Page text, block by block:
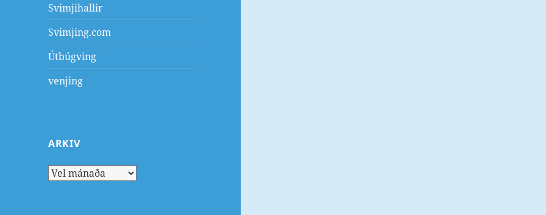
Svimjihallir
Svimjing.com
Útbúgving
venjing
ARKIV
Arkiv